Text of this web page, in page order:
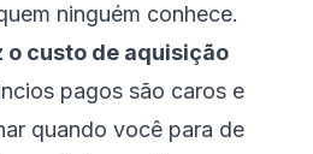
ninguém conhece.
o custo de aquisição
pagos são caros e
quando você para de